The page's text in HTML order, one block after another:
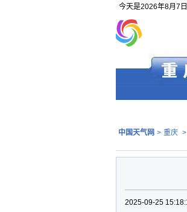
今天是2026年8月7日
中国天气网 > 重庆 >
2025-09-25